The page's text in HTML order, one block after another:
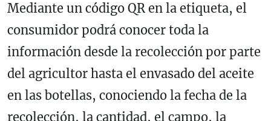
Mediante un código QR en la etiqueta, el
consumidor podrá conocer toda la
información desde la recolección por parte
del agricultor hasta el envasado del aceite
en las botellas, conociendo la fecha de la
recolección, la cantidad, el campo, la